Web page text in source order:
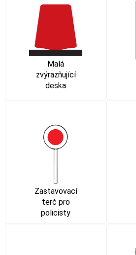
Malá
zvýrazňující
deska
Zastavovací
terč pro
policisty